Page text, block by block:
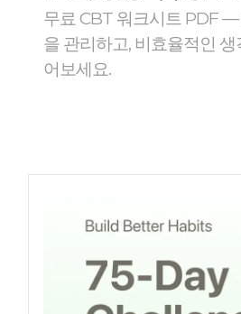
무료 CBT 워크시트 PDF —
을 관리하고, 비효율적인
어보세요.